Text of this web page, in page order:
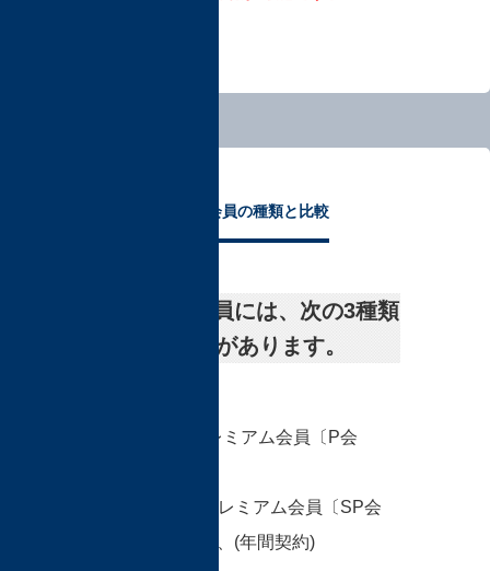
ホビマ会員の種類と比較
1,ホビマ会員には、次の3種類
のグレードがあります。
②ホビマ・プレミアム会員〔P会
③ホビマ・Sプレミアム会員〔SP会
員〕(月間契約)、(年間契約)